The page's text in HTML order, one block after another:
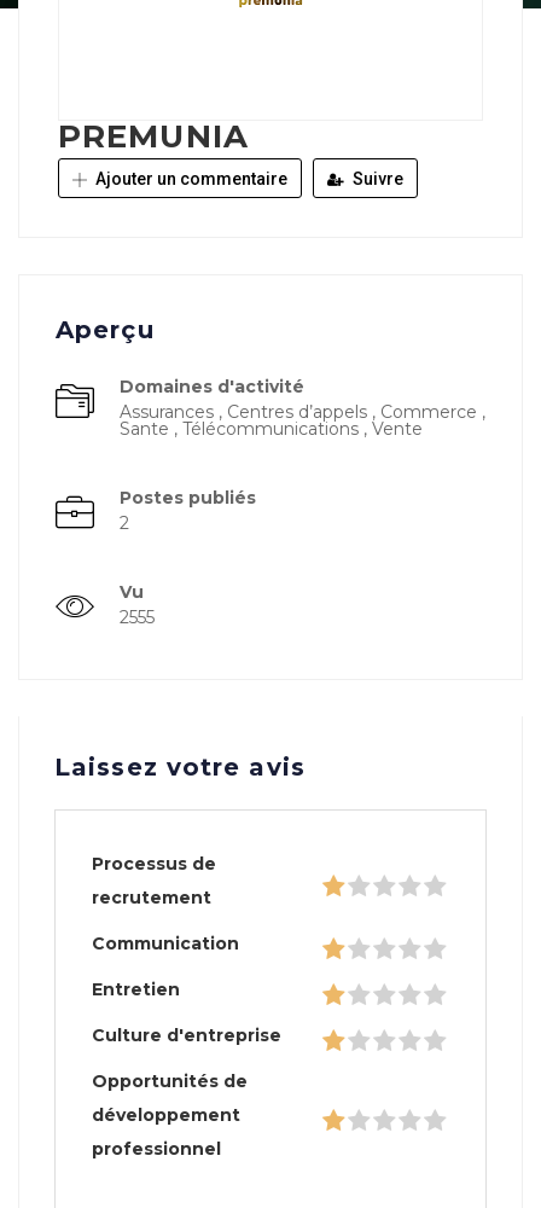
PREMUNIA
Ajouter un commentaire Suivre
Aperçu
Domaines d'activité
Assurances , Centres d’appels , Commerce ,
Sante , Télécommunications , Vente
Postes publiés
2
Vu
2555
Laissez votre avis
Processus de
recrutement
Communication
Entretien
Culture d'entreprise
Opportunités de
développement
professionnel